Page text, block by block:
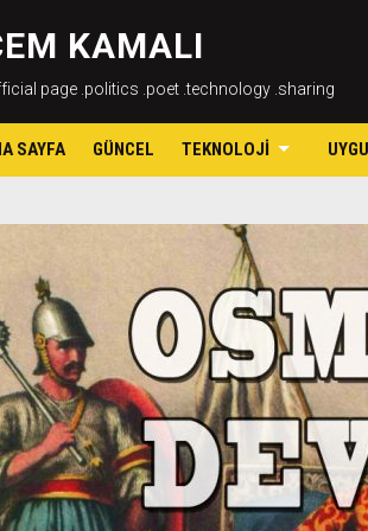
KAMALI
page .politics .poet .technology .sharing
SAYFA GÜNCEL TEKNOLOJI